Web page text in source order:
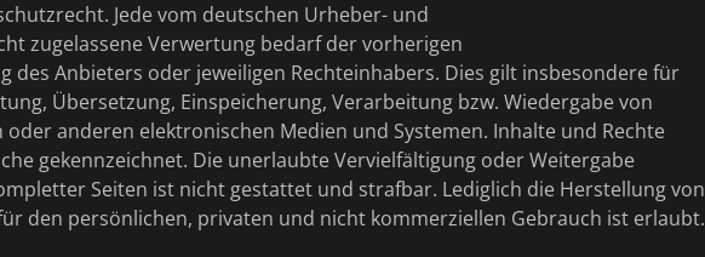
Jede vom deutschen Urheber- und
zugelassene Verwertung bedarf der vorherigen
des Anbieters oder jeweiligen Rechteinhabers. Dies gilt insbesondere für
Übersetzung, Einspeicherung, Verarbeitung bzw. Wiedergabe von
anderen elektronischen Medien und Systemen. Inhalte und Rechte
gekennzeichnet. Die unerlaubte Vervielfältigung oder Weitergabe
Seiten ist nicht gestattet und strafbar. Lediglich die Herstellung von
den persönlichen, privaten und nicht kommerziellen Gebrauch ist erlaubt.